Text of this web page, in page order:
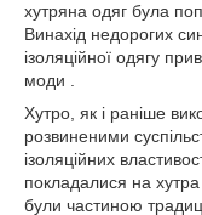
хутряна одяг була
Винахід недорогих
ізоляційної одягу
моди .
Хутро, як і раніше
розвиненими
ізоляційних
покладалися на
були частиною